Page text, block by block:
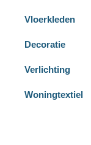
Vloerkleden
Decoratie
Verlichting
Woningtextiel